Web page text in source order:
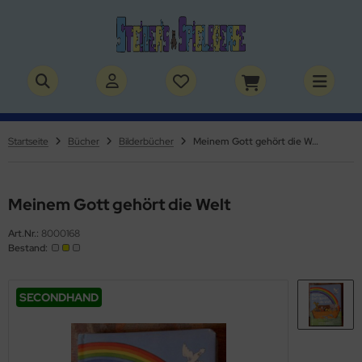
Startseite Bücher Bilderbücher Meinem Gott gehört die Welt
Meinem Gott gehört die Welt
Art.Nr.: 8000168
Bestand:
SECONDHAND
& Zubehör
& Zubehör
Pet Shop